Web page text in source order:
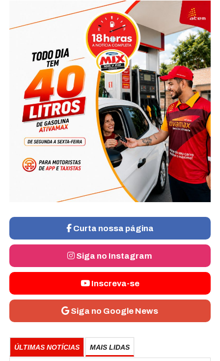
Curta nossa página
Siga no Instagram
Inscreva-se
Siga no Google News
ÚLTIMAS NOTÍCIAS MAIS LIDAS